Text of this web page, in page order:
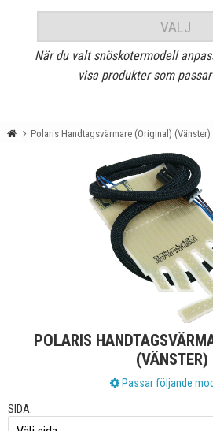
VÄLJ
När du valt snöskotermodell
visa produkter som
Polaris Handtagsvärmare (Original) (Vänster)
POLARIS
(VÄNSTER)
Passar följande
SIDA: